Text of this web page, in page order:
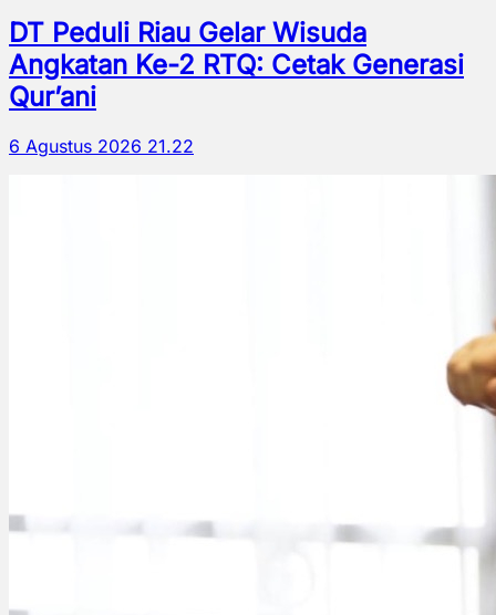
DT Peduli Riau Gelar Wisuda
Angkatan Ke-2 RTQ: Cetak Generasi
Qur’ani
6 Agustus 2026 21.22